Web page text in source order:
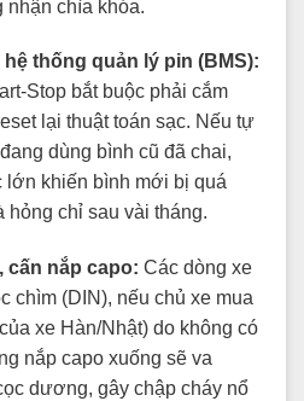
nhận chìa khóa.
thống quản lý pin (BMS):
Stop bắt buộc phải cắm
lại thuật toán sạc. Nếu tự
dùng bình cũ đã chai,
lớn khiến bình mới bị quá
hỏng chỉ sau vài tháng.
cấn nắp capo: Các dòng xe
chìm (DIN), nếu chủ xe mua
xe Hàn/Nhật) do không có
nắp capo xuống sẽ va
dương, gây chập cháy nổ